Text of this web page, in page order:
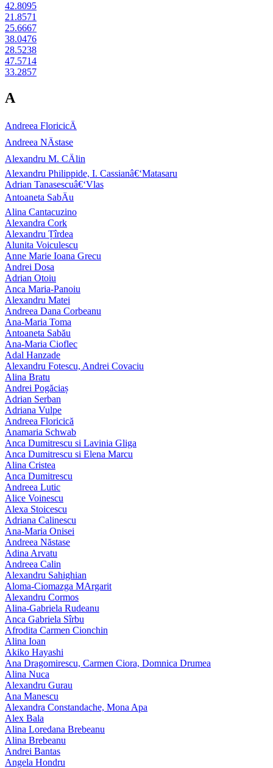
42.8095
21.8571
25.6667
38.0476
28.5238
47.5714
33.2857
A
Andreea FloricicÄ
Andreea NÄstase
Alexandru M. CÄlin
Alexandru Philippide, I. Cassianâ€‘Matasaru
Adrian Tanasescuâ€‘Vlas
Antoaneta SabÄu
Alina Cantacuzino
Alexandra Cork
Alexandru Țîrdea
Alunita Voiculescu
Anne Marie Ioana Grecu
Andrei Dosa
Adrian Otoiu
Anca Maria-Panoiu
Alexandru Matei
Andreea Dana Corbeanu
Ana-Maria Toma
Antoaneta Sabău
Ana-Maria Cioflec
Adal Hanzade
Alexandru Fotescu, Andrei Covaciu
Alina Bratu
Andrei Pogăciaș
Adrian Serban
Adriana Vulpe
Andreea Floricică
Anamaria Schwab
Anca Dumitrescu si Lavinia Gliga
Anca Dumitrescu si Elena Marcu
Alina Cristea
Anca Dumitrescu
Andreea Lutic
Alice Voinescu
Alexa Stoicescu
Adriana Calinescu
Ana-Maria Onisei
Andreea Năstase
Adina Arvatu
Andreea Calin
Alexandru Sahighian
Aloma-Ciomazga MArgarit
Alexandru Cormos
Alina-Gabriela Rudeanu
Anca Gabriela Sîrbu
Afrodita Carmen Cionchin
Alina Ioan
Akiko Hayashi
Ana Dragomirescu, Carmen Ciora, Domnica Drumea
Alina Nuca
Alexandru Gurau
Ana Manescu
Alexandra Constandache, Mona Apa
Alex Bala
Alina Loredana Brebeanu
Alina Brebeanu
Andrei Bantas
Angela Hondru